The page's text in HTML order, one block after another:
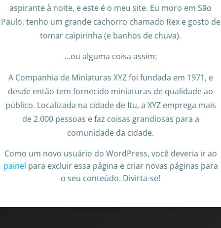
aspirante à noite, e este é o meu site. Eu moro em São
Paulo, tenho um grande cachorro chamado Rex e gosto de
tomar caipirinha (e banhos de chuva).
…ou alguma coisa assim:
A Companhia de Miniaturas XYZ foi fundada em 1971, e
desde então tem fornecido miniaturas de qualidade ao
público. Localizada na cidade de Itu, a XYZ emprega mais
de 2.000 pessoas e faz coisas grandiosas para a
comunidade da cidade.
Como um novo usuário do WordPress, você deveria ir ao
painel para excluir essa página e criar novas páginas para
o seu conteúdo. Divirta-se!